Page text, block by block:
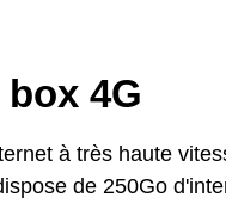
4G
à très haute
de 250Go